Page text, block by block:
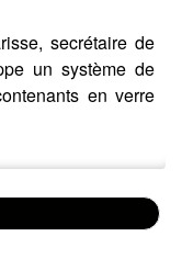
secrétaire de
un système de
en verre